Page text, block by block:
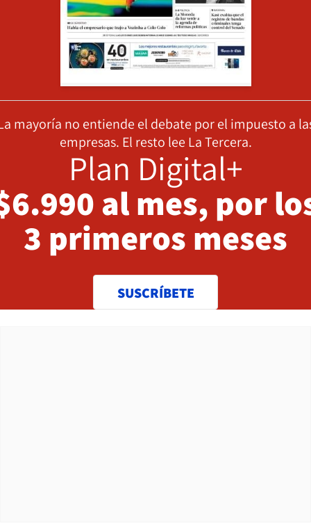
mayoría no entiende el debate por el impuesto a
empresas. El resto lee La Tercera.
Plan Digital+
al mes, por
3 primeros meses
SUSCRÍBETE